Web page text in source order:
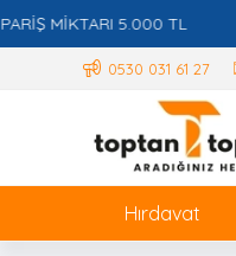
MİKTARI 5.000 TL
0530 031 61 27
Hırdavat